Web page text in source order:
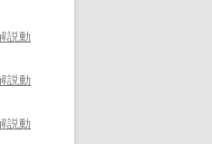
説動
説動
説動